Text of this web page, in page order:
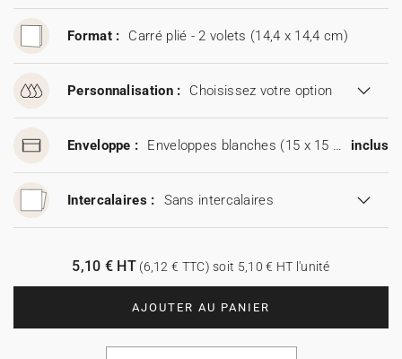
Format : Carré plié - 2 volets (14,4 x 14,4 cm)
Personnalisation : Choisissez votre option
Enveloppe : Enveloppes blanches (15 x 15 cm) inclus
Intercalaires : Sans intercalaires
AJOUTER AU PANIER
5,10 € HT(6,12 € TTC) soit 5,10 € HT l'unité